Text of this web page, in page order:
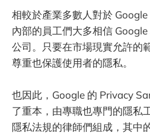
相較於產業多數人對於
內部的員工們大多相信
公司。只要在市場現實允許的
尊重也保護使用者的隱私。
也因此，Google 的 Privacy
了重本，由專職也專門的隱私
隱私法規的律師們組成，其中